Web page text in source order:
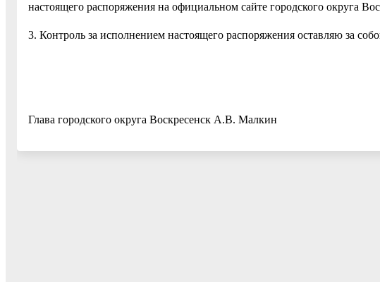
настоящего распоряжения на официальном сайте городского округа
3. Контроль за исполнением настоящего распоряжения оставляю за
Глава городского округа Воскресенск А.В. Малкин